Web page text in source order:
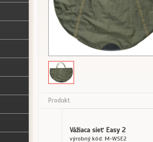
Produkt
Vážiaca sieť Easy 2
výrobný kód: M-WSE2